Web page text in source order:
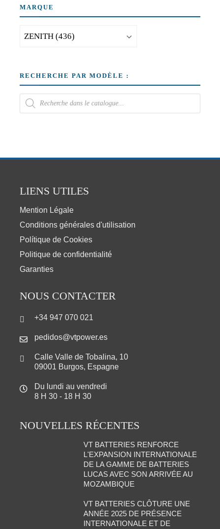
MARQUE
RECHERCHE PAR MODÈLE :
LIENS UTILES
Mention Légale
Conditions générales d'utilisation
Polítique de Cookies
Politique de confidentialité
Garanties
NOUS CONTACTER
+34 947 070 021
pedidos@vtpower.es
Calle Valle de Tobalina, 10
09001 Burgos, Espagne
Du lundi au vendredi
8 H 30 - 18 H 30
NOUVELLES RÉCENTES
VT BATTERIES RENFORCE
L'EXPANSION INTERNATIONALE
DE LA GAMME DE BATTERIES
LUCAS AVEC SON ARRIVÉE AU
MOZAMBIQUE
VT BATTERIES CLÔTURE UNE
ANNÉE 2025 DE PRÉSENCE
INTERNATIONALE ET DE